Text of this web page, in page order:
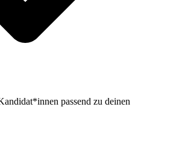
passend zu deinen